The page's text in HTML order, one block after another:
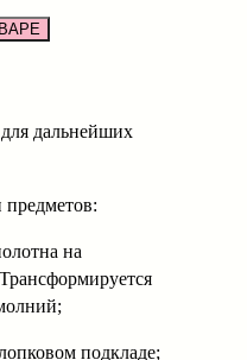
дальнейших
предметов:
на
подкладе;